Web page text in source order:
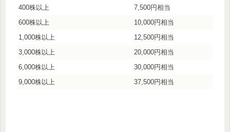
400株以上
7,500円相当
600株以上
10,000円相当
1,000株以上
12,500円相当
3,000株以上
20,000円相当
6,000株以上
30,000円相当
9,000株以上
37,500円相当